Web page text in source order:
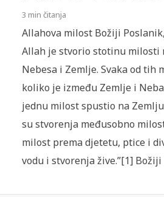
3 min čitanja
Allahova milost Božiji Poslanik,
Allah je stvorio stotinu milosti
Nebesa i Zemlje. Svaka od tih
koliko je između Zemlje i
jednu milost spustio na
su stvorenja međusobno
milost prema djetetu, ptice i
vodu i stvorenja žive.”[1] Božiji